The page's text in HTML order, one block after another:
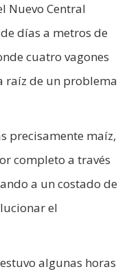
Nuevo Central
días a metros de
cuatro vagones
raíz de un problema
precisamente maíz,
completo a través
a un costado de
el
algunas horas